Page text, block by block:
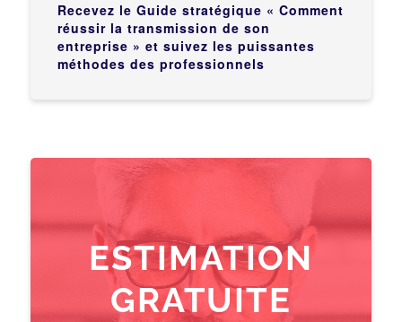
Recevez le Guide stratégique « Comment
réussir la transmission de son
entreprise » et suivez les puissantes
méthodes des professionnels
ESTIMATION
GRATUITE